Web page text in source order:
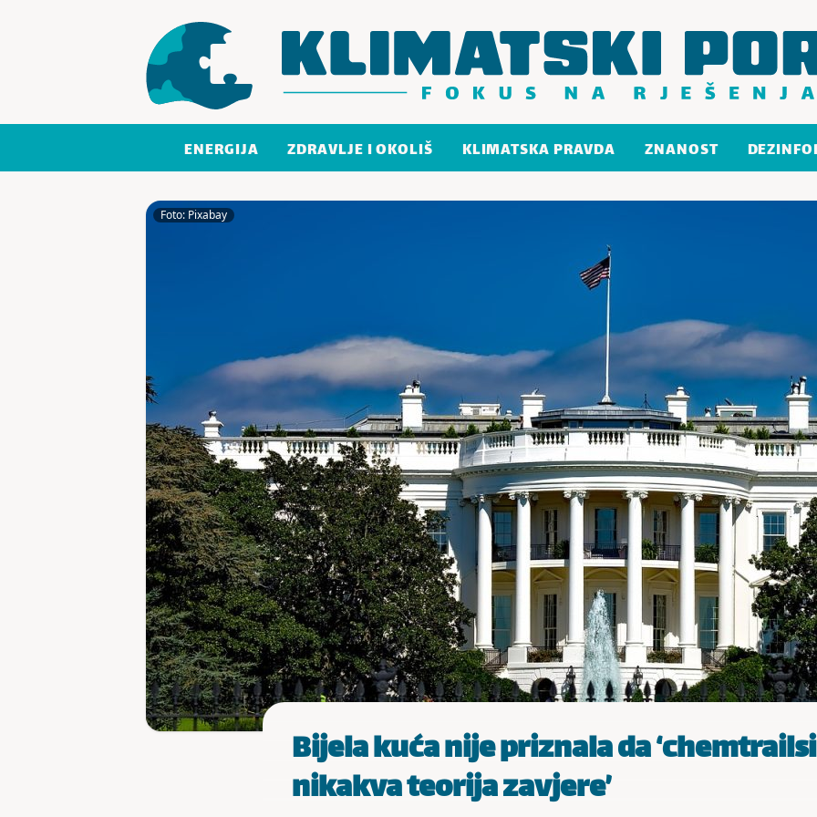
ENERGIJA ZDRAVLJE I OKOLIŠ KLIMATSKA PRAVDA ZNANOST
Foto: Pixabay
Bijela kuća nije priznala da
nikakva teorija zavjere’